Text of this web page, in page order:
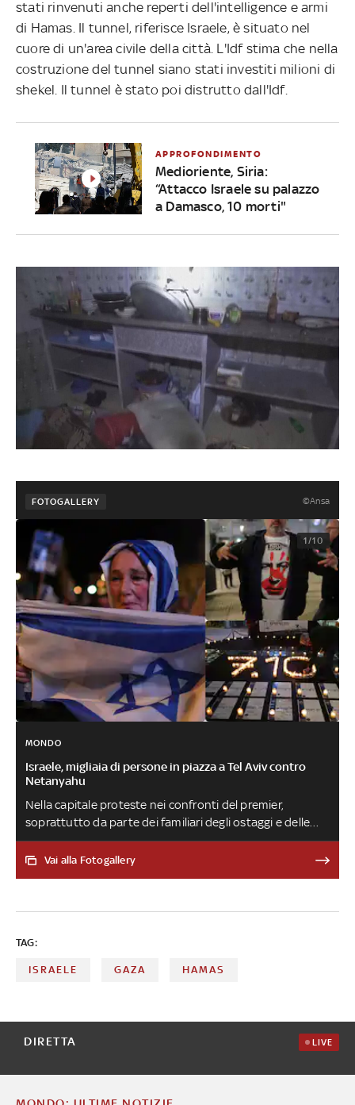
stati rinvenuti anche reperti dell'intelligence e armi
di Hamas. Il tunnel, riferisce Israele, è situato nel
cuore di un'area civile della città. L'Idf stima che nella
costruzione del tunnel siano stati investiti milioni di
shekel. Il tunnel è stato poi distrutto dall'Idf.
APPROFONDIMENTO
Medioriente, Siria:
“Attacco Israele su palazzo
a Damasco, 10 morti"
FOTOGALLERY ©Ansa
1/10
MONDO
Israele, migliaia di persone in piazza a Tel Aviv contro
Netanyahu
Nella capitale proteste nei confronti del premier,
soprattutto da parte dei familiari degli ostaggi e delle
vittime di Hamas. 'Chi divide non unirà, chi distrugge non
costruirà, chi distrugge non creerà', ha dichiarato
Cesarea, nel nord del Paese, di fronte all’abitazione di
Vai alla Fotogallery
TAG:
ISRAELE GAZA HAMAS
DIRETTA LIVE